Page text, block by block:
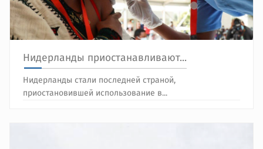
Нидерланды приостанавливают...
Нидерланды стали последней страной,
приостановившей использование в...